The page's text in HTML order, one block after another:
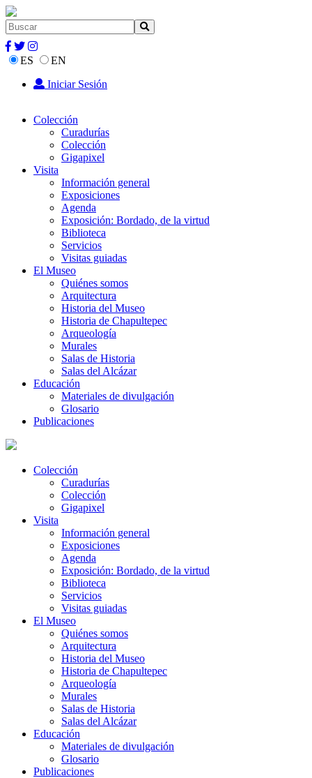
ES
EN
Iniciar Sesión
Colección
Curadurías
Colección
Gigapixel
Visita
Información general
Exposiciones
Agenda
Exposición: Bordado, de la virtud
Biblioteca
Servicios
Visitas guiadas
El Museo
Quiénes somos
Arquitectura
Historia del Museo
Historia de Chapultepec
Arqueología
Murales
Salas de Historia
Salas del Alcázar
Educación
Materiales de divulgación
Glosario
Publicaciones
Colección
Curadurías
Colección
Gigapixel
Visita
Información general
Exposiciones
Agenda
Exposición: Bordado, de la virtud
Biblioteca
Servicios
Visitas guiadas
El Museo
Quiénes somos
Arquitectura
Historia del Museo
Historia de Chapultepec
Arqueología
Murales
Salas de Historia
Salas del Alcázar
Educación
Materiales de divulgación
Glosario
Publicaciones